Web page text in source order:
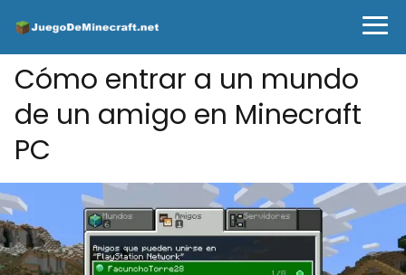
Cómo entrar a un mundo
de un amigo en Minecraft
PC